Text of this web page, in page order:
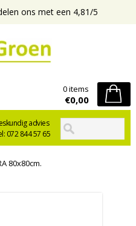
ons met een 4,81/5
advies
072 844 57 65
0 items
€0,00
80x80cm.